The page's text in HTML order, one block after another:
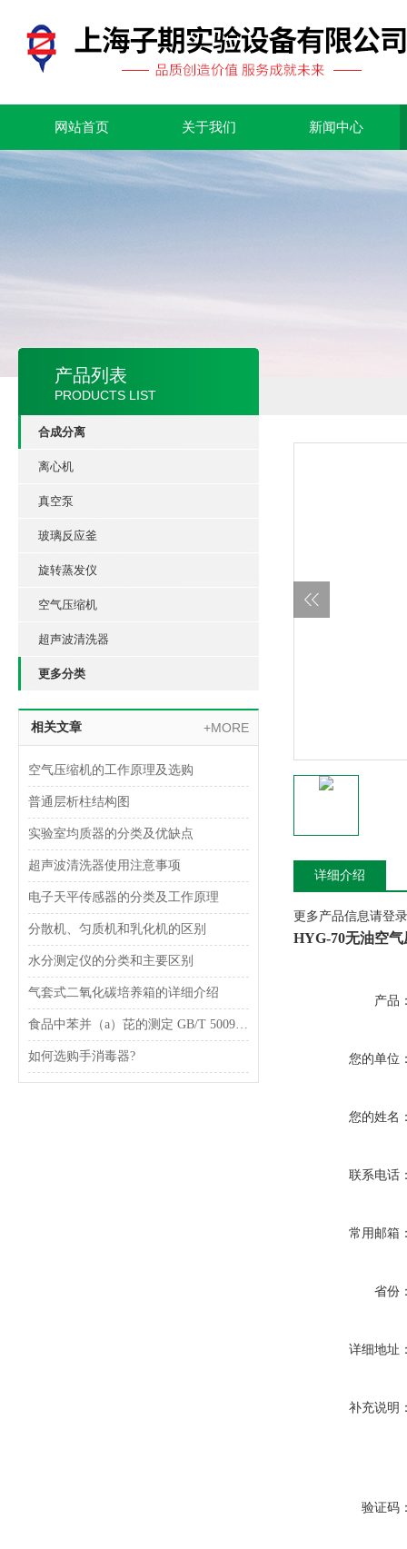
网站首页 关于我们 新闻中心
产品列表
PRODUCTS LIST
合成分离
离心机
真空泵
玻璃反应釜
旋转蒸发仪
空气压缩机
超声波清洗器
更多分类
相关文章 +MORE
空气压缩机的工作原理及选购
普通层析柱结构图
实验室均质器的分类及优缺点
超声波清洗器使用注意事项
电子天平传感器的分类及工作原理
分散机、匀质机和乳化机的区别
水分测定仪的分类和主要区别
气套式二氧化碳培养箱的详细介绍
食品中苯并（a）芘的测定 GB/T 5009.27-2003
如何选购手消毒器?
详细介绍
更多产品信息请登
HYG-70无油空
产品
您的单位
您的姓名
联系电话
常用邮箱
省份
详细地址
补充说明
验证码